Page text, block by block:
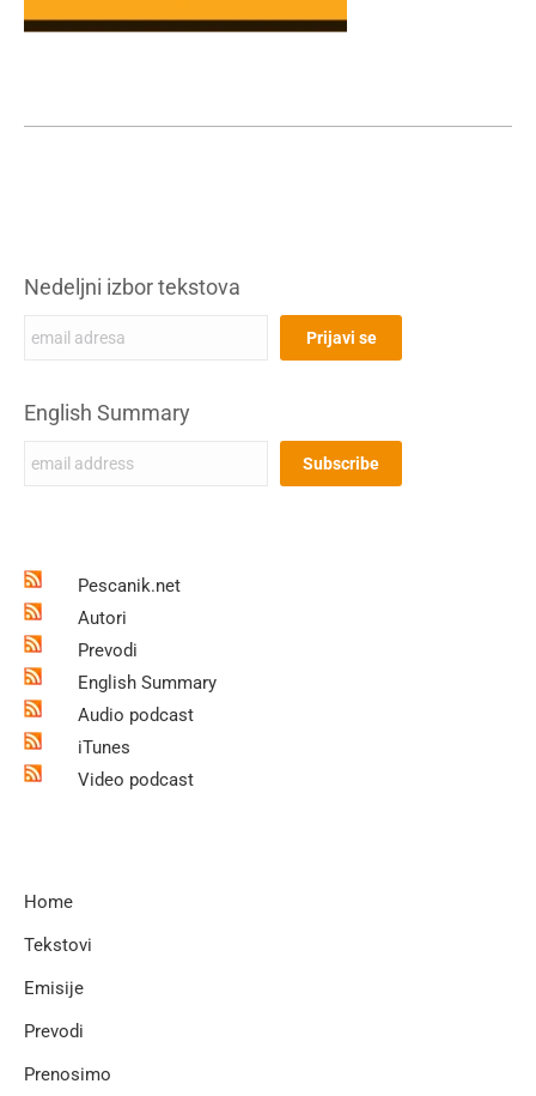
Nedeljni izbor tekstova
English Summary
Pescanik.net
Autori
Prevodi
English Summary
Audio podcast
iTunes
Video podcast
Home
Tekstovi
Emisije
Prevodi
Prenosimo